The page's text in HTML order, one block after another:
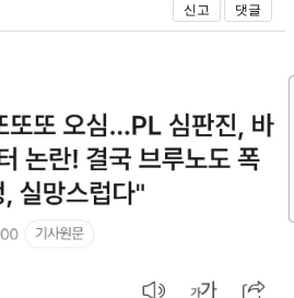
신고 댓글